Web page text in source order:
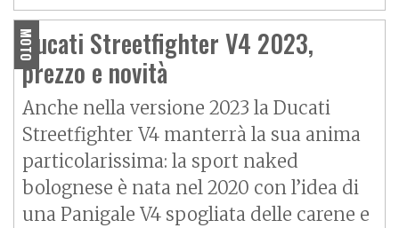
MOTO
Ducati Streetfighter V4 2023,
prezzo e novità
Anche nella versione 2023 la Ducati
Streetfighter V4 manterrà la sua anima
particolarissima: la sport naked
bolognese è nata nel 2020 con l’idea di
una Panigale V4 spogliata delle carene e